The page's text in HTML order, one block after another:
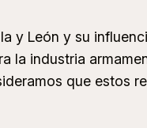
y León y su
la industria
que estos